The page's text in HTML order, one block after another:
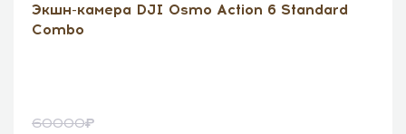
Экшн-камера DJI Osmo Action 6 Standard
Combo
60000